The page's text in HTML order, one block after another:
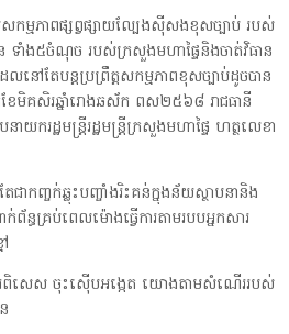
កម្មភាពផ្សព្វផ្សាយល្បែងស៊ីសងខុសច្បាប់ របស់
ង៥ចំណុច របស់ក្រសួងមហាផ្ទៃនិងចាត់វិធាន
លនៅតែបន្តប្រព្រឹត្តសកម្មភាពខុសច្បាប់ដូចបាន
ែមិគសិរឆ្នាំរោងឆស័ក ពស២៥៦៨ រាជធានី
យករដ្ឋមន្ត្រីរដ្ឋមន្ត្រីក្រសួងមហាផ្ទៃ ហត្ថលេខា
ជាកញ្ចក់ឆ្លុះបញ្ចាំងរិះគន់ក្នុងន័យស្ថាបនានិង
ក់ព័ន្ធគ្រប់ពេលម៉ោងធ្វើការតាមរបបអ្នកសារ
ការពិសេស ចុះស៊ើបអង្កេត យោងតាមសំណើររបស់